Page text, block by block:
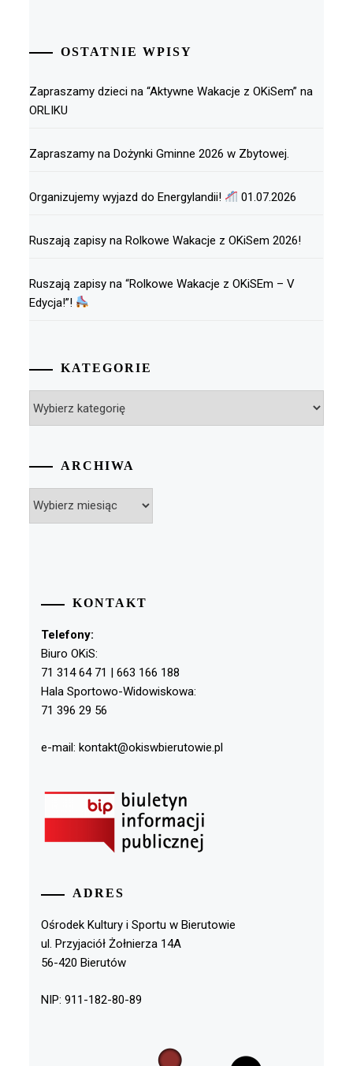
OSTATNIE WPISY
Zapraszamy dzieci na “Aktywne Wakacje z OKiSem” na
ORLIKU
Zapraszamy na Dożynki Gminne 2026 w Zbytowej.
Organizujemy wyjazd do Energylandii! 01.07.2026
Ruszają zapisy na Rolkowe Wakacje z OKiSem 2026!
Ruszają zapisy na “Rolkowe Wakacje z OKiSEm – V
Edycja!”!
KATEGORIE
ARCHIWA
KONTAKT
Telefony:
Biuro OKiS:
71 314 64 71 | 663 166 188
Hala Sportowo-Widowiskowa:
71 396 29 56
e-mail: kontakt@okiswbierutowie.pl
ADRES
Ośrodek Kultury i Sportu w Bierutowie
ul. Przyjaciół Żołnierza 14A
56-420 Bierutów
NIP: 911-182-80-89